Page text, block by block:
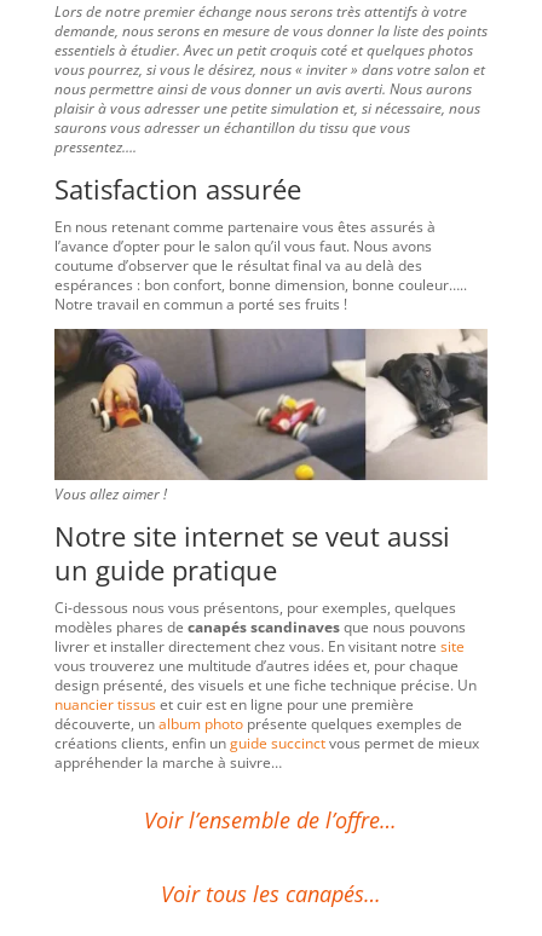
Lors de notre premier échange nous serons très attentifs à votre
demande, nous serons en mesure de vous donner la liste des points
essentiels à étudier. Avec un petit croquis coté et quelques photos
vous pourrez, si vous le désirez, nous « inviter » dans votre salon et
nous permettre ainsi de vous donner un avis averti. Nous aurons
plaisir à vous adresser une petite simulation et, si nécessaire, nous
saurons vous adresser un échantillon du tissu que vous
pressentez….
Satisfaction assurée
En nous retenant comme partenaire vous êtes assurés à
l’avance d’opter pour le salon qu’il vous faut. Nous avons
coutume d’observer que le résultat final va au delà des
espérances : bon confort, bonne dimension, bonne couleur…..
Notre travail en commun a porté ses fruits !
Vous allez aimer !
Notre site internet se veut aussi
un guide pratique
Ci-dessous nous vous présentons, pour exemples, quelques
modèles phares de canapés scandinavesque nous pouvons
livrer et installer directement chez vous. En visitant notre site
vous trouverez une multitude d’autres idées et, pour chaque
design présenté, des visuels et une fiche technique précise. Un
nuancier tissuset cuir est en ligne pour une première
découverte, unalbum photoprésente quelques exemples de
créations clients, enfin unguide succinctvous permet de mieux
appréhender la marche à suivre…
Voir l’ensemble de l’offre…
Voir tous les canapés…